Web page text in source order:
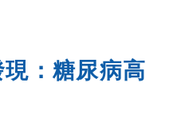
：糖尿病高